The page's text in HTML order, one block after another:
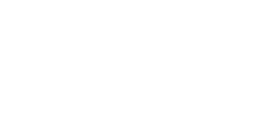
Vitamin B1, Vitamin B2,
Vitamin B2, Vitamin B3,